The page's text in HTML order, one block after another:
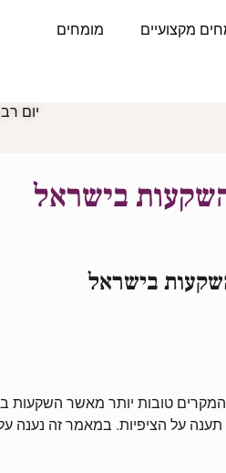
מקצועיים מומחים
יום רביעי, 05
בישראל
בישראל
טובות יותר מאשר השקעות
על הציפיות. במאמר זה נענה